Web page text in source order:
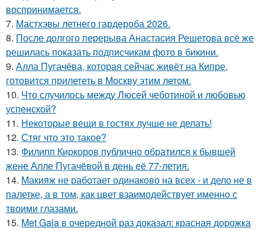
воспринимается.
7. Мастхэвы летнего гардероба 2026.
8. После долгого перерыва Анастасия Решетова всё же
решилась показать подписчикам фото в бикини.
9. Алла Пугачёва, которая сейчас живёт на Кипре,
готовится прилететь в Москву этим летом.
10. Что случилось между Люсей чеботиной и любовью
успенской?
11. Некоторые вещи в гостях лучше не делать!
12. Стяг что это такое?
13. Филипп Киркоров публично обратился к бывшей
жене Алле Пугачёвой в день её 77-летия.
14. Макияж не работает одинаково на всех - и дело не в
палетке, а в том, как цвет взаимодействует именно с
твоими глазами.
15. Met Gala в очередной раз доказал: красная дорожка